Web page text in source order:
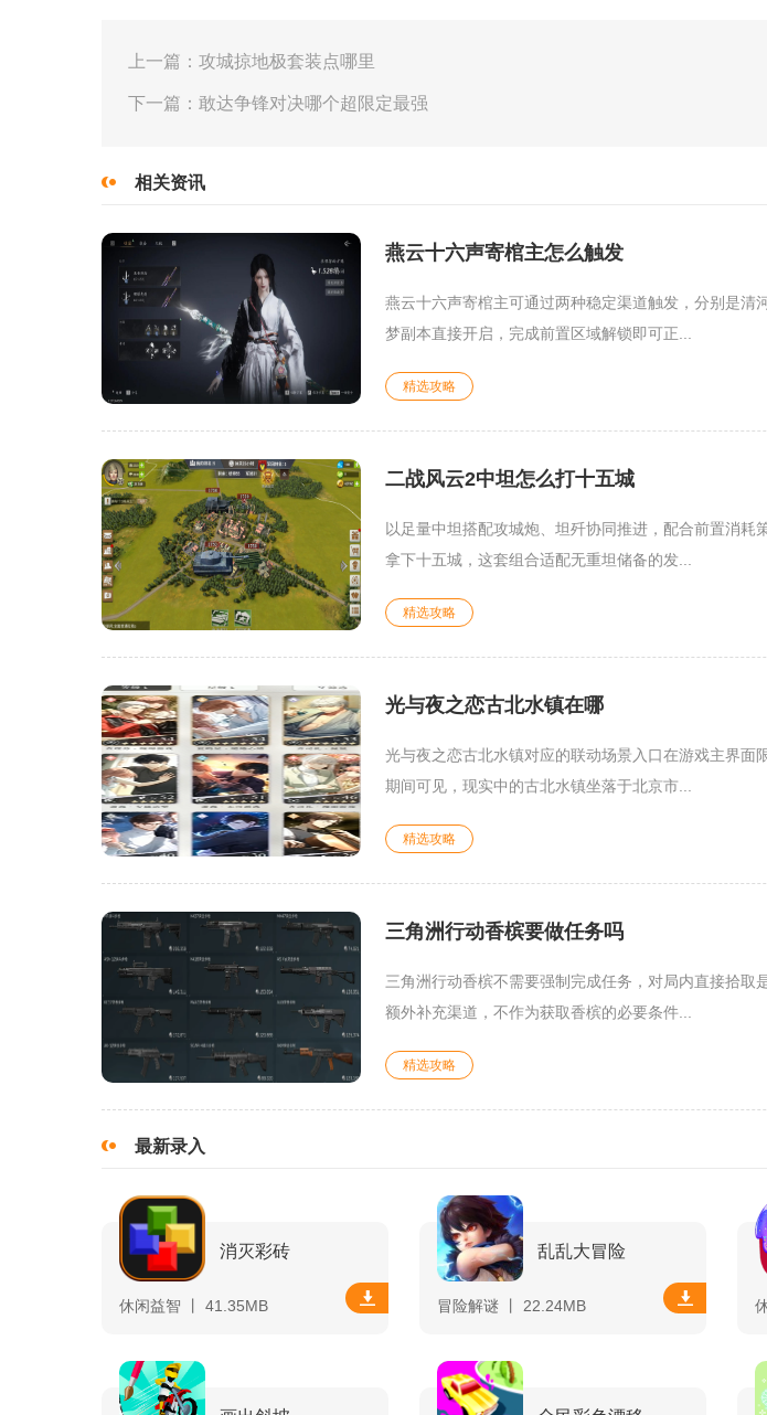
上一篇：攻城掠地极套装点哪里
下一篇：敢达争锋对决哪个超限定最强
相关资讯
燕云十六声寄棺主怎么触发
燕云十六声寄棺主可通过两种稳定渠道触发，分别是清
梦副本直接开启，完成前置区域解锁即可正...
精选攻略
二战风云2中坦怎么打十五城
以足量中坦搭配攻城炮、坦歼协同推进，配合前置消耗
拿下十五城，这套组合适配无重坦储备的发...
精选攻略
光与夜之恋古北水镇在哪
光与夜之恋古北水镇对应的联动场景入口在游戏主界面
期间可见，现实中的古北水镇坐落于北京市...
精选攻略
三角洲行动香槟要做任务吗
三角洲行动香槟不需要强制完成任务，对局内直接拾取
额外补充渠道，不作为获取香槟的必要条件...
精选攻略
最新录入
消灭彩砖
休闲益智 丨 41.35MB
乱乱大冒险
冒险解谜 丨 22.24MB